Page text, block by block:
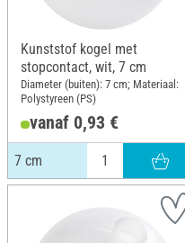
Kunststof kogel met
stopcontact, wit, 7 cm
Diameter (buiten): 7 cm; Materiaal:
Polystyreen (PS)
vanaf 0,93 €
7 cm